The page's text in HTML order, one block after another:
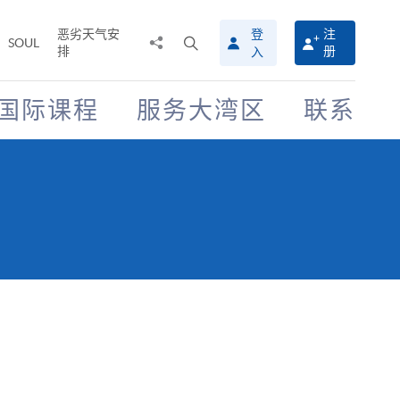
SOUL
恶劣天气安
排
搜
寻
介
面
登
入
注
册
际课程 服务大湾区 联系